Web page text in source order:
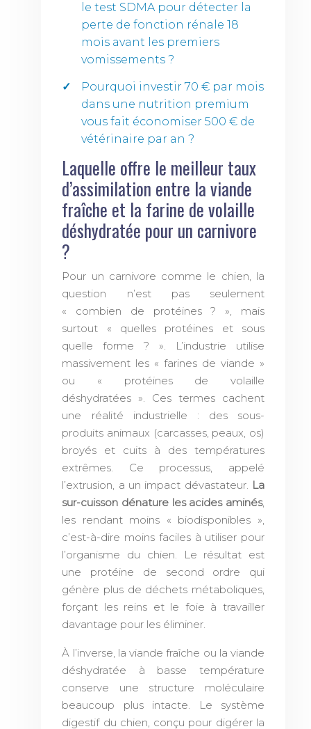
le test SDMA pour détecter la
perte de fonction rénale 18
mois avant les premiers
vomissements ?
Pourquoi investir 70 € par mois
dans une nutrition premium
vous fait économiser 500 € de
vétérinaire par an ?
Laquelle offre le meilleur taux
d’assimilation entre la viande
fraîche et la farine de volaille
déshydratée pour un carnivore
?
Pour un carnivore comme le chien, la
question n’est pas seulement
« combien de protéines ? », mais
surtout « quelles protéines et sous
quelle forme ? ». L’industrie utilise
massivement les « farines de viande »
ou « protéines de volaille
déshydratées ». Ces termes cachent
une réalité industrielle : des sous-
produits animaux (carcasses, peaux, os)
broyés et cuits à des températures
extrêmes. Ce processus, appelé
l’extrusion, a un impact dévastateur. La
sur-cuisson dénature les acides aminés,
les rendant moins « biodisponibles »,
c’est-à-dire moins faciles à utiliser pour
l’organisme du chien. Le résultat est
une protéine de second ordre qui
génère plus de déchets métaboliques,
forçant les reins et le foie à travailler
davantage pour les éliminer.
À l’inverse, la viande fraîche ou la viande
déshydratée à basse température
conserve une structure moléculaire
beaucoup plus intacte. Le système
digestif du chien, conçu pour digérer la